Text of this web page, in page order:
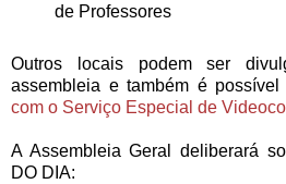
de Professores
Outros locais podem ser
assembleia e também é possível
com o Serviço Especial de
A Assembleia Geral deliberará
DO DIA: